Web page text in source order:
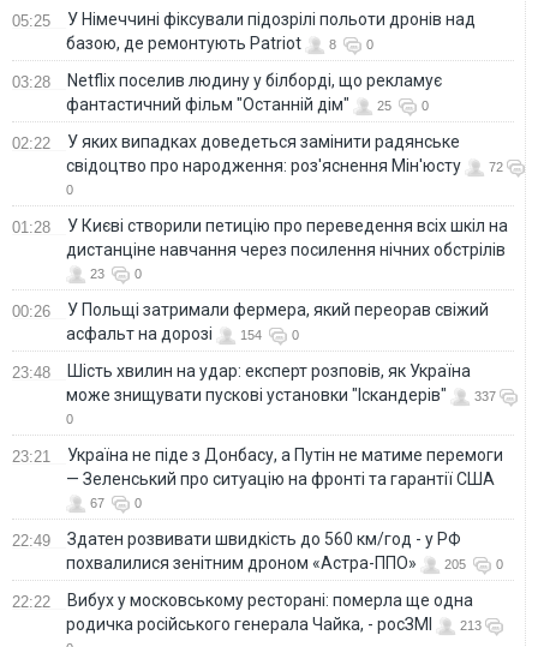
05:25
У Німеччині фіксували підозрілі польоти дронів над
базою, де ремонтують Patriot
8 0
03:28
Netflix поселив людину у білборді, що рекламує
фантастичний фільм "Останній дім"
25 0
02:22
У яких випадках доведеться замінити радянське
свідоцтво про народження: роз'яснення Мін'юсту
72
0
01:28
У Києві створили петицію про переведення всіх шкіл на
дистанціне навчання через посилення нічних обстрілів
23 0
00:26
У Польщі затримали фермера, який переорав свіжий
асфальт на дорозі
154 0
23:48
Шість хвилин на удар: експерт розповів, як Україна
може знищувати пускові установки "Іскандерів"
337
0
23:21
Україна не піде з Донбасу, а Путін не матиме перемоги
— Зеленський про ситуацію на фронті та гарантії США
67 0
22:49
Здатен розвивати швидкість до 560 км/год - у РФ
похвалилися зенітним дроном «Астра-ППО»
205 0
22:22
Вибух у московському ресторані: померла ще одна
родичка російського генерала Чайка, - росЗМІ
213